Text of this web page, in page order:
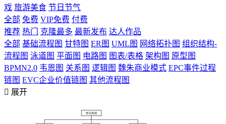
戏 旅游美食 节日节气
全部 免费 VIP免费 付费
推荐 热门 克隆最多 最新发布 达人作品
全部 基础流程图 甘特图 ER图 UML图 网络拓扑图 组织结构-
流程图 泳道图 平面图 电路图 图表/表格 架构图 原型图
BPMN2.0 韦恩图 关系图 逻辑图 魏朱商业模式 EPC事件过程
链图 EVC企业价值链图 其他流程图
 展开